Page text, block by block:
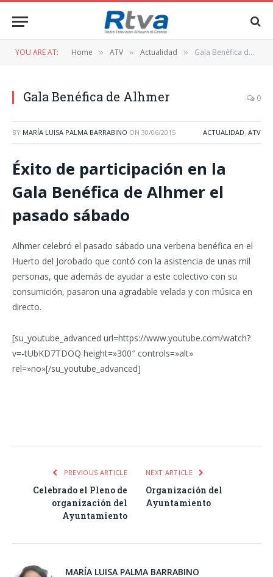
YOU ARE AT: Home » ATV » Actualidad » Gala Benéfica de Alhmer
Gala Benéfica de Alhmer 0
BY MARÍA LUISA PALMA BARRABINO ON 30/06/2015 ACTUALIDAD, ATV
Éxito de participación en la
Gala Benéfica de Alhmer el
pasado sábado
Alhmer celebró el pasado sábado una verbena benéfica en el
Huerto del Jorobado que contó con la asistencia de unas mil
personas, que además de ayudar a este colectivo con su
consumición, pasaron una agradable velada y con música en
directo.
[su_youtube_advanced url=https://www.youtube.com/watch?
v=-tUbKD7TDOQ height=»300″ controls=»alt»
rel=»no»[/su_youtube_advanced]
PREVIOUS ARTICLE
Celebrado el Pleno de
organización del
Ayuntamiento
NEXT ARTICLE
Organización del
Ayuntamiento
MARÍA LUISA PALMA BARRABINO